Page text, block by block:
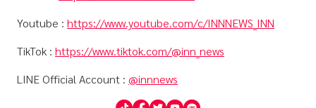
Youtube : https://www.youtube.com/c/INNNEWS_INN
TikTok : https://www.tiktok.com/@inn_news
LINE Official Account : @innnews